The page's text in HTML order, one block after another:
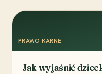
PRAWO KARNE
Jak wyjaśnić